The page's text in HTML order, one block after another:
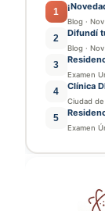
1
Blog ·
2 Difundí
Blog ·
3
Examen
4 Clínica
Ciudad
5
Examen